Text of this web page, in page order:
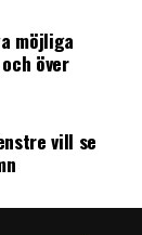
möjliga
över
vill se